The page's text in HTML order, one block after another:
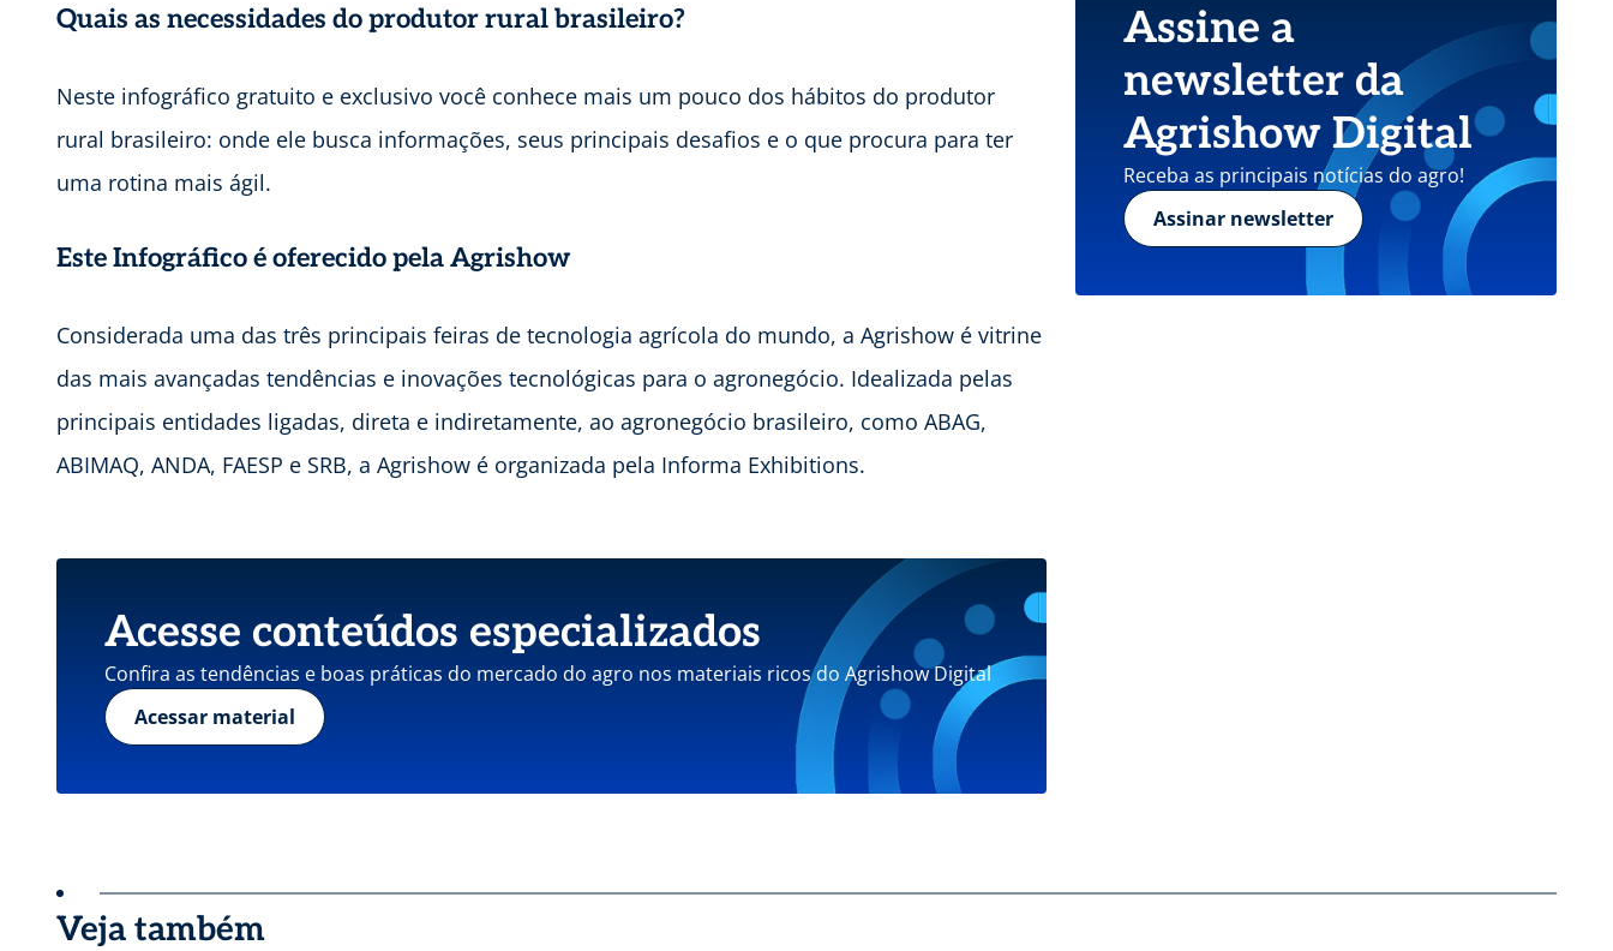
Quais as necessidades do produtor rural brasileiro?
Neste infográfico gratuito e exclusivo você conhece mais um pouco dos hábitos do produtor
rural brasileiro: onde ele busca informações, seus principais desafios e o que procura para ter
uma rotina mais ágil.
Este Infográfico é oferecido pela Agrishow
Considerada uma das três principais feiras de tecnologia agrícola do mundo, a Agrishow é vitrine
das mais avançadas tendências e inovações tecnológicas para o agronegócio. Idealizada pelas
principais entidades ligadas, direta e indiretamente, ao agronegócio brasileiro, como ABAG,
ABIMAQ, ANDA, FAESP e SRB, a Agrishow é organizada pela Informa Exhibitions.
Acesse conteúdos especializados
Confira as tendências e boas práticas do mercado do agro nos materiais ricos do Agrishow Digital
Acessar material
Assine a
newsletter da
Agrishow Digital
Receba as principais notícias do agro!
Assinar newsletter
Veja também